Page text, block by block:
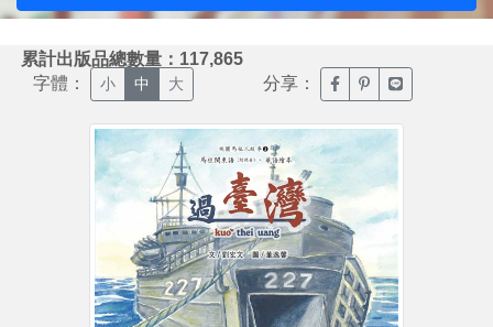
累計出版品總數量：117,865
字體： 小 中 大 分享： 臉書分享(另開新視窗)
噗浪分享(另開新
Line分享(另